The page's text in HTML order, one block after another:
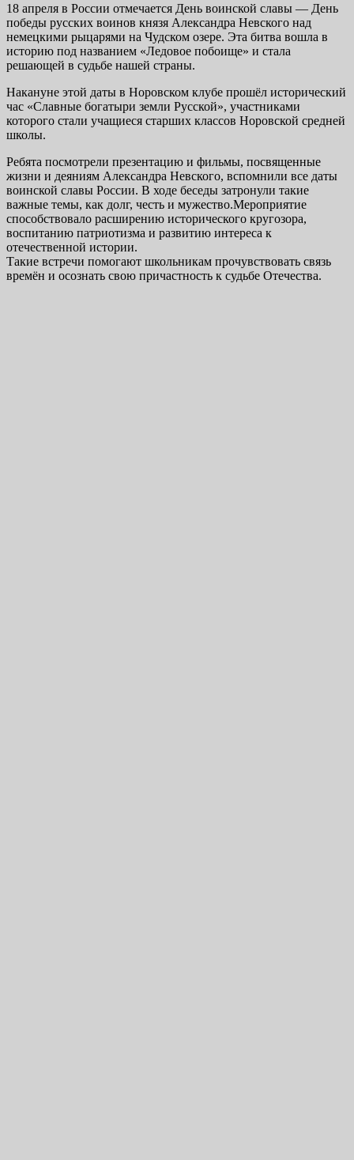
18 апреля в России отмечается День воинской славы — День
победы русских воинов князя Александра Невского над
немецкими рыцарями на Чудском озере. Эта битва вошла в
историю под названием «Ледовое побоище» и стала
решающей в судьбе нашей страны.
Накануне этой даты в Норовском клубе прошёл исторический
час «Славные богатыри земли Русской», участниками
которого стали учащиеся старших классов Норовской средней
школы.
Ребята посмотрели презентацию и фильмы, посвященные
жизни и деяниям Александра Невского, вспомнили все даты
воинской славы России. В ходе беседы затронули такие
важные темы, как долг, честь и мужество.Мероприятие
способствовало расширению исторического кругозора,
воспитанию патриотизма и развитию интереса к
отечественной истории.
Такие встречи помогают школьникам прочувствовать связь
времён и осознать свою причастность к судьбе Отечества.